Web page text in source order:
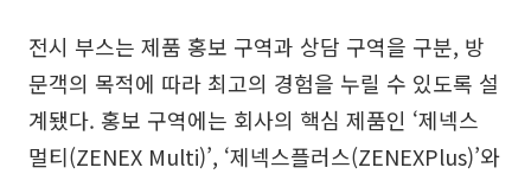
전시 부스는 제품 홍보 구역과 상담 구역을 구분, 방
문객의 목적에 따라 최고의 경험을 누릴 수 있도록 설
계됐다. 홍보 구역에는 회사의 핵심 제품인 ‘제넥스
멀티(ZENEX Multi)’, ‘제넥스플러스(ZENEXPlus)’와